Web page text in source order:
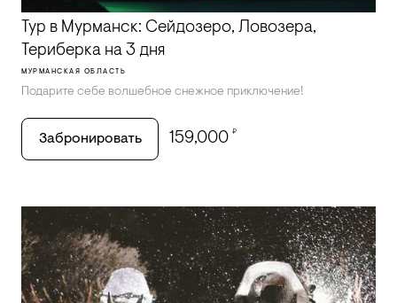
Тур в Мурманск: Сейдозеро, Ловозера,
Териберка на 3 дня
МУРМАНСКАЯ ОБЛАСТЬ
Подарите себе волшебное снежное приключение!
Забронировать 159,000 ₽